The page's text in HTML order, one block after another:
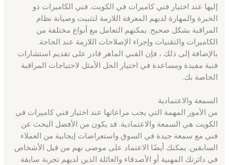
إليها عند اختيار فني كاميرات في الكويت. فني الكاميرات ذو
الخبرة والمهارة لديهم المعرفة اللازمة لتثبيت وصيانة نظام
المراقبة بشكل صحيح. يمكنهم التعامل مع أنواع مختلفة من
الكاميرات والتقنيات وإجراء الإصلاحات اللازمة عند الحاجة.
بالإضافة إلى ذلك ، فإن الفني الماهر قادر على تقديم استشارات
فنية مفيدة ومساعدة في اختيار الحل الأمثل لاحتياجات المراقبة
الخاصة بك.
السمعة والاعتمادية
من الأمور المهمة التي يجب مراعاتها عند اختيار فني كاميرات في
الكويت هي السمعة والاعتمادية. قد يكون من الأفضل البحث عن
فني مع سمعة جيدة في السوق واستعراضات إيجابية من العملاء
السابقين. يمكنك أيضًا الاعتماد على موصى بهم من قبل الأشخاص
في دائرتك المهنية أو الأصدقاء والعائلة الذين لديهم تجربة سابقة